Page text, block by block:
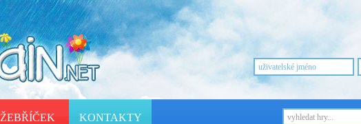
ŽEBŘÍČEK KONTAKTY